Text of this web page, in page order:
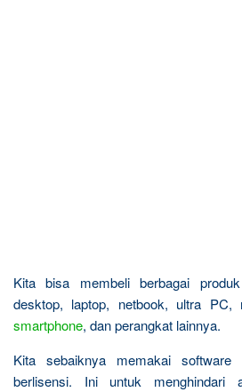
Kita bisa membeli berbagai
desktop, laptop, netbook, ultra PC,
smartphone, dan perangkat lainnya.
Kita sebaiknya memakai
berlisensi. Ini untuk menghindari